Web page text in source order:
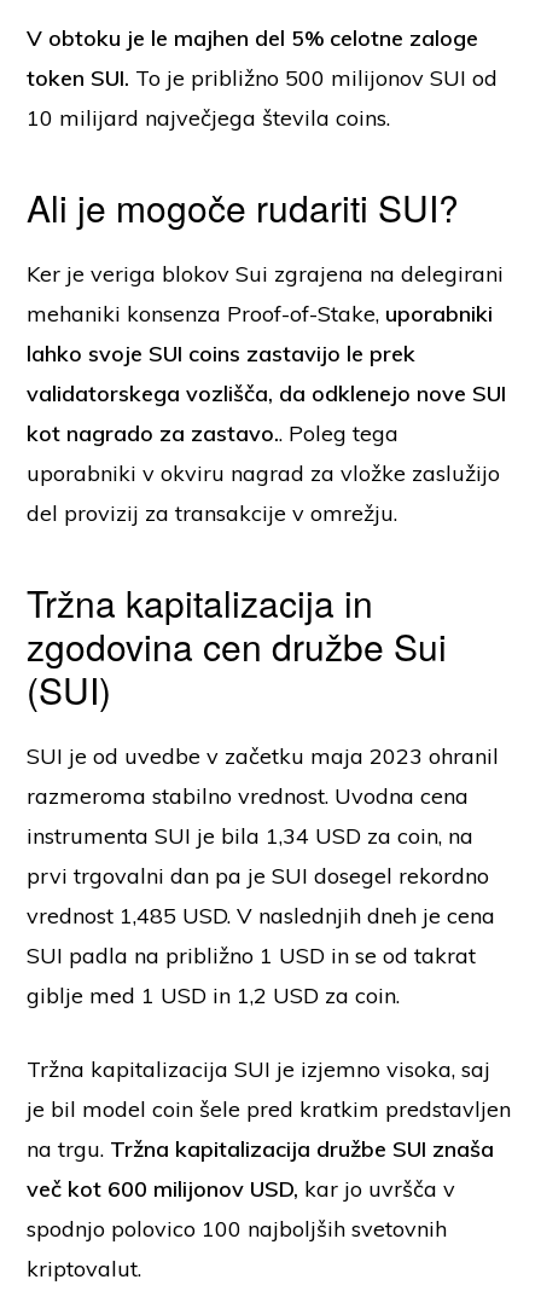
V obtoku je le majhen del 5% celotne zaloge
token SUI. To je približno 500 milijonov SUI od
10 milijard največjega števila coins.
Ali je mogoče rudariti SUI?
Ker je veriga blokov Sui zgrajena na delegirani
mehaniki konsenza Proof-of-Stake, uporabniki
lahko svoje SUI coins zastavijo le prek
validatorskega vozlišča, da odklenejo nove SUI
kot nagrado za zastavo.. Poleg tega
uporabniki v okviru nagrad za vložke zaslužijo
del provizij za transakcije v omrežju.
Tržna kapitalizacija in
zgodovina cen družbe Sui
(SUI)
SUI je od uvedbe v začetku maja 2023 ohranil
razmeroma stabilno vrednost. Uvodna cena
instrumenta SUI je bila 1,34 USD za coin, na
prvi trgovalni dan pa je SUI dosegel rekordno
vrednost 1,485 USD. V naslednjih dneh je cena
SUI padla na približno 1 USD in se od takrat
giblje med 1 USD in 1,2 USD za coin.
Tržna kapitalizacija SUI je izjemno visoka, saj
je bil model coin šele pred kratkim predstavljen
na trgu. Tržna kapitalizacija družbe SUI znaša
več kot 600 milijonov USD, kar jo uvršča v
spodnjo polovico 100 najboljših svetovnih
kriptovalut.